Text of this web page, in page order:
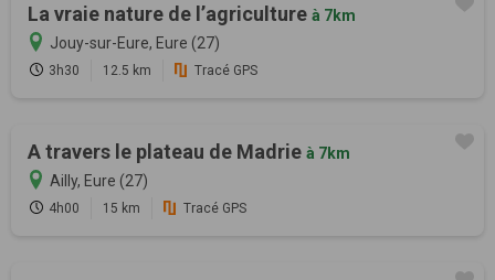
La vraie nature de l’agriculture à 7km
Jouy-sur-Eure, Eure (27)
3h30 12.5 km Tracé GPS
A travers le plateau de Madrie à 7km
Ailly, Eure (27)
4h00 15 km Tracé GPS